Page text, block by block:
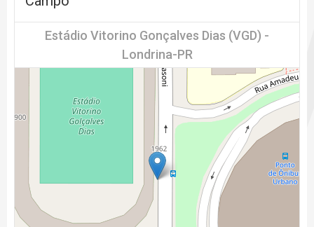
Estádio Vitorino Gonçalves Dias (VGD) -
Londrina-PR